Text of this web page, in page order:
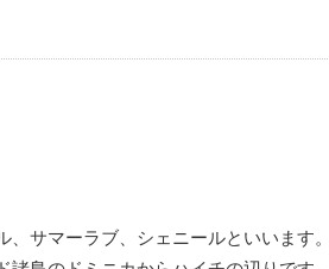
、サマーラブ、シェニールといいます